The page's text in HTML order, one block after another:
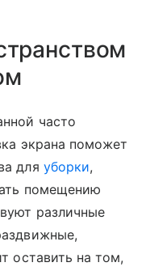
часто
экрана поможет
для уборки,
помещению
различные
оставить на том,